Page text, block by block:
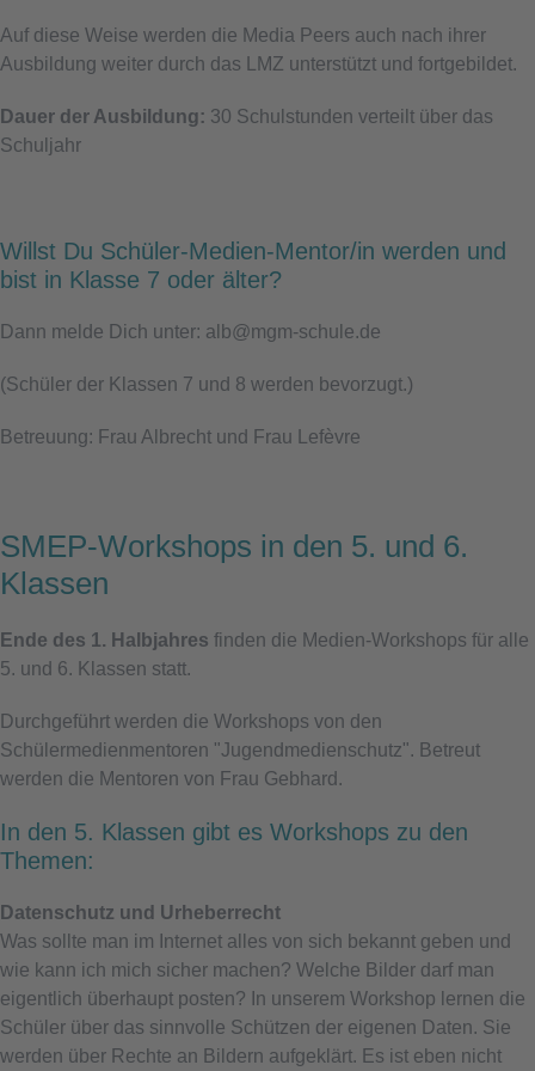
Auf diese Weise werden die Media Peers auch nach ihrer
Ausbildung weiter durch das LMZ unterstützt und fortgebildet.
Dauer der Ausbildung: 30 Schulstunden verteilt über das
Schuljahr
Willst Du Schüler-Medien-Mentor/in werden und
bist in Klasse 7 oder älter?
Dann melde Dich unter: alb@mgm-schule.de
(Schüler der Klassen 7 und 8 werden bevorzugt.)
Betreuung: Frau Albrecht und Frau Lefèvre
SMEP-Workshops in den 5. und 6.
Klassen
Ende des 1. Halbjahres finden die Medien-Workshops für alle
5. und 6. Klassen statt.
Durchgeführt werden die Workshops von den
Schülermedienmentoren "Jugendmedienschutz". Betreut
werden die Mentoren von Frau Gebhard.
In den 5. Klassen gibt es Workshops zu den
Themen:
Datenschutz und Urheberrecht
Was sollte man im Internet alles von sich bekannt geben und
wie kann ich mich sicher machen? Welche Bilder darf man
eigentlich überhaupt posten? In unserem Workshop lernen die
Schüler über das sinnvolle Schützen der eigenen Daten. Sie
werden über Rechte an Bildern aufgeklärt. Es ist eben nicht